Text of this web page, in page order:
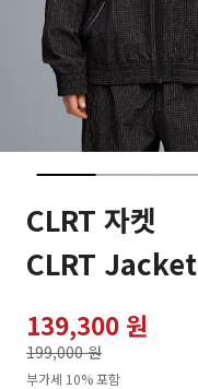
CLRT 자켓
CLRT Jacket
139,300 원
199,000 원
로
부가세 10% 포함